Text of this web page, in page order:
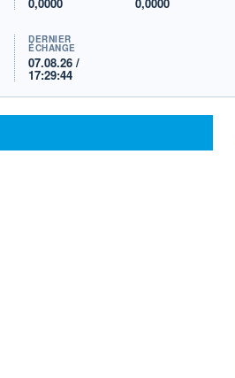
DERNIER
ÉCHANGE
07.08.26 /
17:29:44